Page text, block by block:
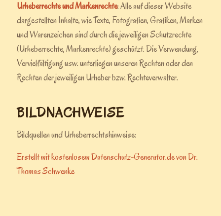
Urheberrechte und Markenrechte: Alle auf dieser Website
dargestellten Inhalte, wie Texte, Fotografien, Grafiken, Marken
und Warenzeichen sind durch die jeweiligen Schutzrechte
(Urheberrechte, Markenrechte) geschützt. Die Verwendung,
Vervielfältigung usw. unterliegen unseren Rechten oder den
Rechten der jeweiligen Urheber bzw. Rechteverwalter.
BILDNACHWEISE
Bildquellen und Urheberrechtshinweise:
Erstellt mit kostenlosem Datenschutz-Generator.de von Dr.
Thomas Schwenke